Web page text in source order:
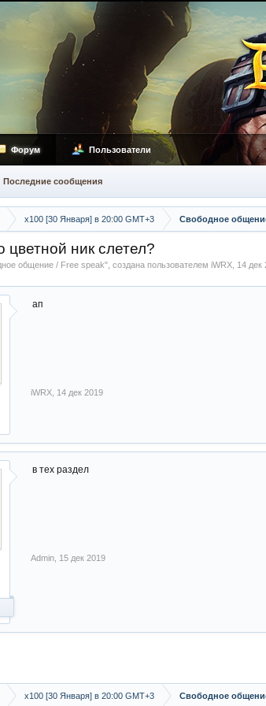
х100 [30 Января] в 20:00 GMT+3 Свободное
цветной ник слетел?
общение / Free speak", создана пользователем iWRX 14 дек
ап
iWRX 14 дек 2019
в тех раздел
Admin 15 дек 2019
х100 [30 Января] в 20:00 GMT+3 Свободное
Форум
Последние сообщения
Пользователи